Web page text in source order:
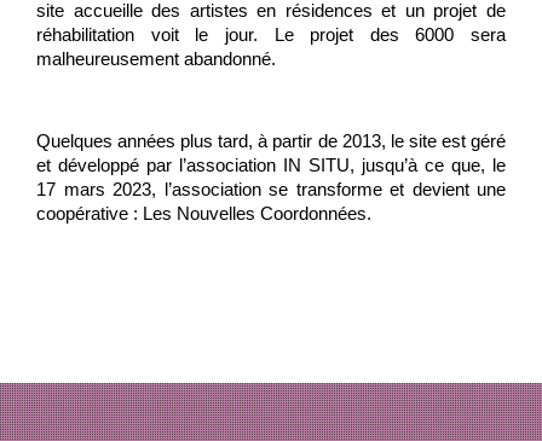
site accueille des artistes en résidences et un projet de
réhabilitation voit le jour. Le projet des 6000 sera
malheureusement abandonné.
Quelques années plus tard, à partir de 2013, le site est géré
et développé par l’association IN SITU, jusqu’à ce que, le
17 mars 2023, l’association se transforme et devient une
coopérative : Les Nouvelles Coordonnées.